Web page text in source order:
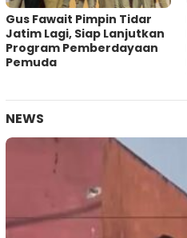
Gus Fawait Pimpin Tidar
Jatim Lagi, Siap Lanjutkan
Program Pemberdayaan
Pemuda
NEWS